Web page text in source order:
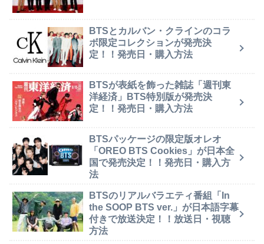
BTSとカルバン・クラインのコラ
ボ限定コレクションが発売決
定！！発売日・購入方法
BTSが表紙を飾った雑誌「週刊東
洋経済」BTS特別版が発売決
定！！発売日・購入方法
BTSパッケージの限定版オレオ
「OREO BTS Cookies」が日本全
国で発売決定！！発売日・購入方
法
BTSのリアルバラエティ番組「In
the SOOP BTS ver.」が日本語字幕
付きで放送決定！！放送日・視聴
方法